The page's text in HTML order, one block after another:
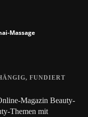
Massage
FUNDIERT
Magazin Beauty-
Themen mit